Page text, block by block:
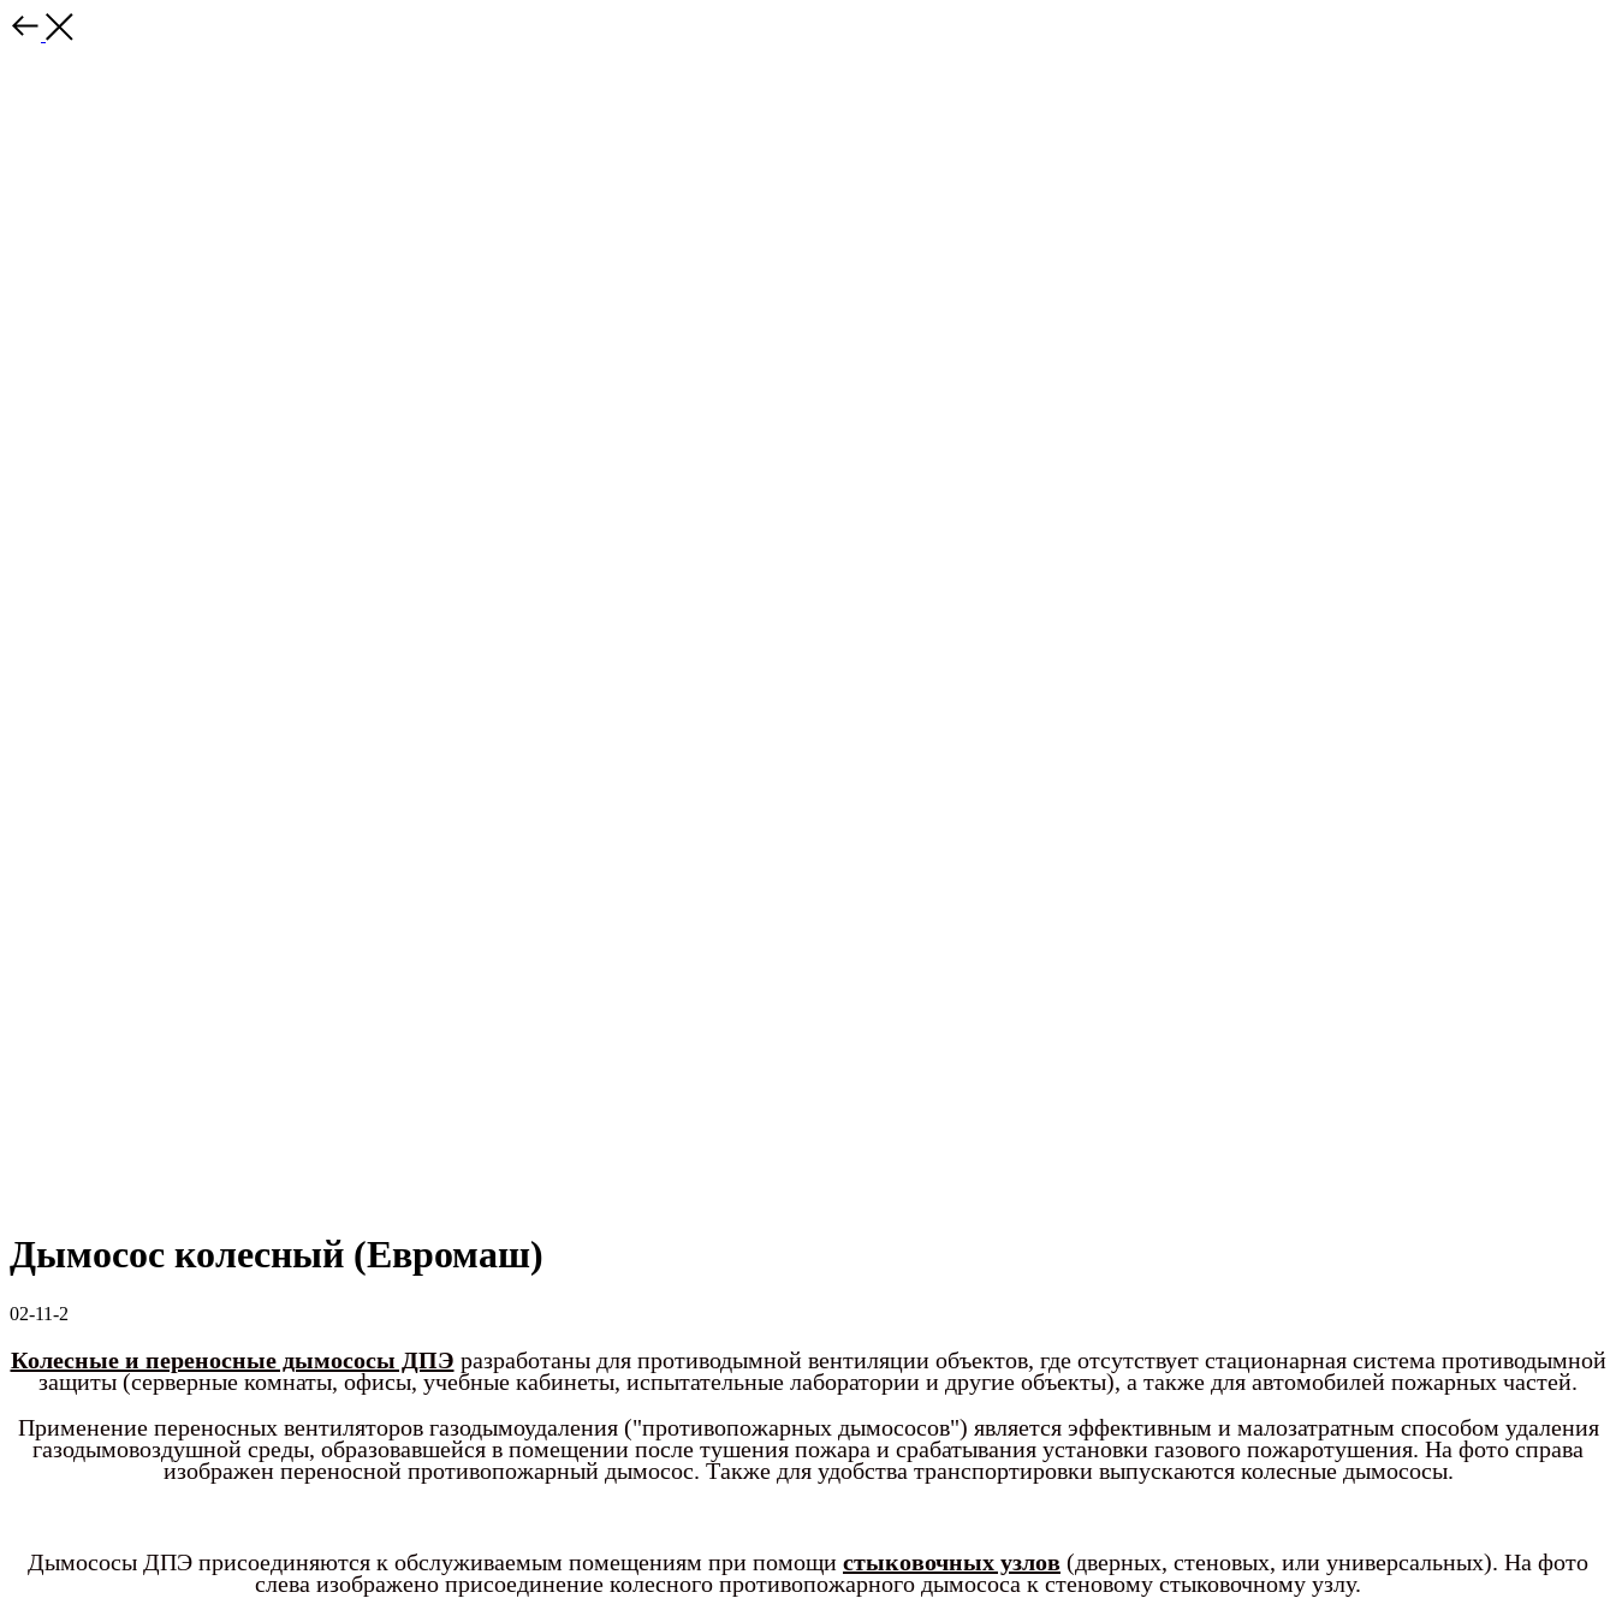
Дымосос колесный (Евромаш)
02-11-2
Колесные и переносные дымососы ДПЭ разработаны для противодымной вентиляции объектов, где отсутствует стационарная система противодымной
защиты (серверные комнаты, офисы, учебные кабинеты, испытательные лаборатории и другие объекты), а также для автомобилей пожарных частей.
Применение переносных вентиляторов газодымоудаления ("противопожарных дымососов") является эффективным и малозатратным способом удаления
газодымовоздушной среды, образовавшейся в помещении после тушения пожара и срабатывания установки газового пожаротушения. На фото справа
изображен переносной противопожарный дымосос. Также для удобства транспортировки выпускаются колесные дымососы.
Дымососы ДПЭ присоединяются к обслуживаемым помещениям при помощи стыковочных узлов (дверных, стеновых, или универсальных). На фото
слева изображено присоединение колесного противопожарного дымососа к стеновому стыковочному узлу.